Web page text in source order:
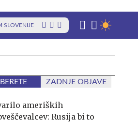
SLOVENIJE
ZADNJE OBJAVE
ameriških
Rusija bi to